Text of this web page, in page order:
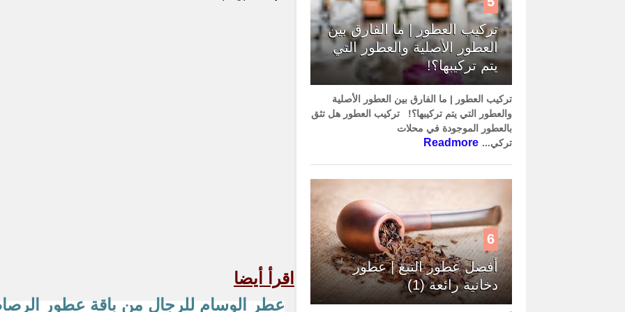
اقرأ أيضا
عطر الوسام للرجال من باقة عطور
تركيب العطور | ما الفارق بين
العطور الأصلية والعطور التي
يتم تركيبها؟!
تركيب العطور | ما الفارق بين العطور الأصلية
والعطور التي يتم تركيبها؟! تركيب العطور هل تثق
بالعطور الموجودة في محلات
تركي... Readmore
6
أفضل عطور التبغ | عطور
دخانية رائعة (1)